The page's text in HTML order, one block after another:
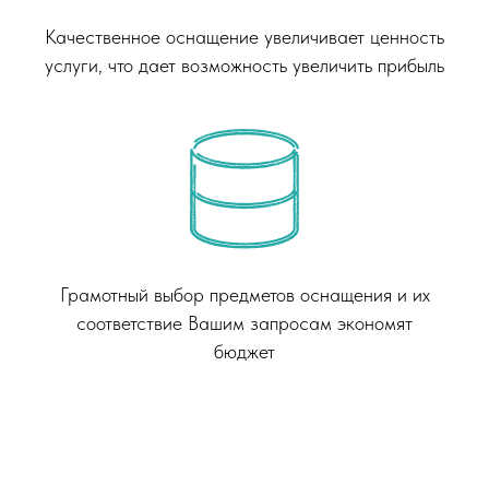
Качественное оснащение увеличивает ценность
услуги, что дает возможность увеличить прибыль
Грамотный выбор предметов оснащения и их
соответствие Вашим запросам экономят
бюджет